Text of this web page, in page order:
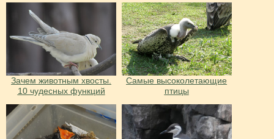
Зачем животным хвосты.
10 чудесных функций
Самые высоколетающие
птицы